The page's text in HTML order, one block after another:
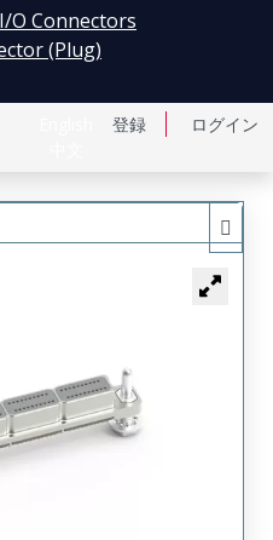
登録 ログイン
I/O Connectors
(Plug)